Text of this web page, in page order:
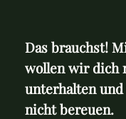
Das brauchst!
wollen wir dich
unterhalten
nicht bereuen.